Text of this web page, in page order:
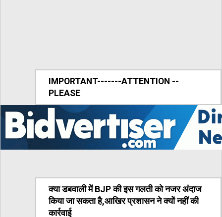
IMPORTANT-------ATTENTION --
PLEASE
क्या डबवाली में BJP की इस गलती को नजर अंदाज
किया जा सकता है,आखिर प्रशासन ने क्यों नहीं की
कार्रवाई